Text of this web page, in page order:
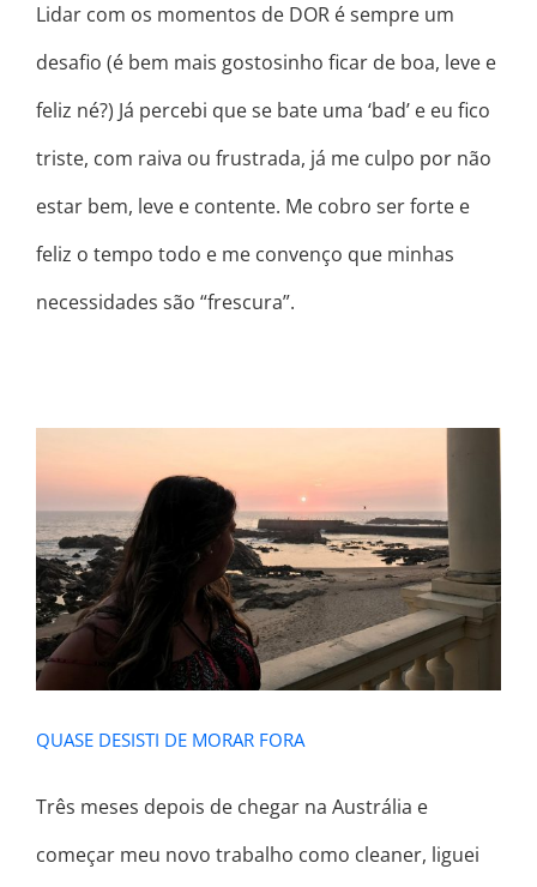
Lidar com os momentos de DOR é sempre um
desafio (é bem mais gostosinho ficar de boa, leve e
feliz né?) Já percebi que se bate uma ‘bad’ e eu fico
triste, com raiva ou frustrada, já me culpo por não
estar bem, leve e contente. Me cobro ser forte e
feliz o tempo todo e me convenço que minhas
necessidades são “frescura”.
QUASE DESISTI DE MORAR FORA
QUASE DESISTI DE MORAR FORA
Três meses depois de chegar na Austrália e
começar meu novo trabalho como cleaner, liguei